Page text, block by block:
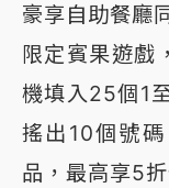
豪享自助餐廳
限定賓果遊戲
機填入25個1
搖出10個號
品，最高享5